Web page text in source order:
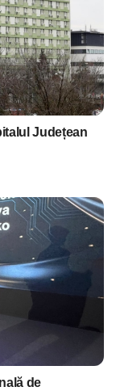
Județean
de